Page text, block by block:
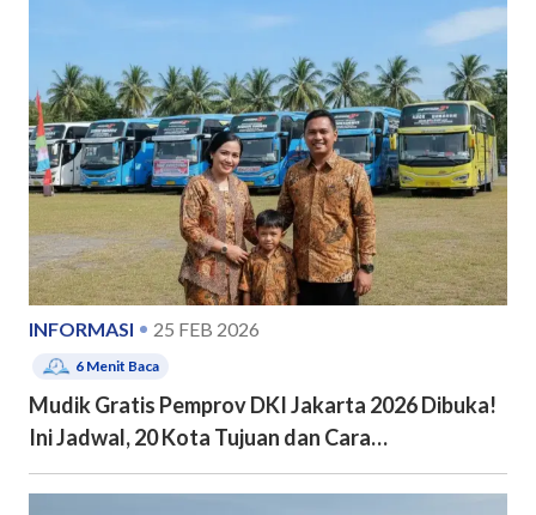
INFORMASI 25 FEB 2026
6 Menit Baca
Mudik Gratis Pemprov DKI Jakarta 2026 Dibuka!
Ini Jadwal, 20 Kota Tujuan dan Cara
Pendaftarannya